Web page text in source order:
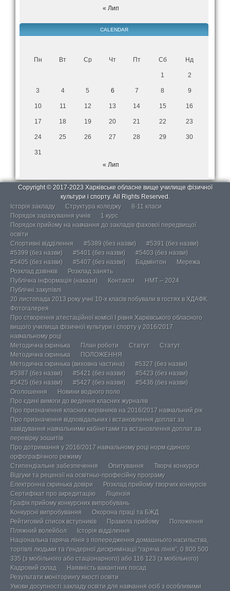
« Лип
CALENDAR
Пн Вт Ср Чт Пт Сб Нд
1 2
3 4 5 6 7 8 9
10 11 12 13 14 15 16
17 18 19 20 21 22 23
24 25 26 27 28 29 30
31
« Лип
Copyright © 2017-2023 Харківське обласне вище училище фізичної
культури і спорту. All Rights Reserved.
Історія закладу
Структура коледжу
8-11 класи
Порядок зарахування учнів
1 курс
Порядок прийому на навчання до закладів фахової передвищої
освіти
Спортивні відділення
#5389 (без назви)
#5391 (без назви)
#5399 (без назви)
#5401 (без назви)
#5403 (без назви)
#5405 (без назви)
#5407 (без назви) Бадмінтон
Мережа
Розклад дзвінків
Розклад занять
Публічна інформація (накази)
Контакти
НМТ – 2024
Публічні закупівлі
20 листопада 2013 року учні 10-х класів побували в гостях в ХДАФК.
Фотогалерея
Про створення атестаційної комісії І рівня Харківського обласного
вищого училища фізичної культури і спорту у 2016/2017
навчальному році
Методична скринька
План роботи Статут
Статут
Методична скринька
ПОЛОЖЕННЯ
Методична скринька (виховна частина)
#5327 (без назви)
#5387 (без назви)
#5421 (без назви)
#5423 (без назви)
#5425 (без назви)
#5427 (без назви)
#5436 (без назви)
Оголошення
Новини водного поло
Про єдині вимоги до ведення класних журналів
Про призначення класних керівників на 2016/2017 навчальний рік
Про призначення відповідальних і встановлення доплат за
завідування навчальними кабінетами та встановлення доплат за
перевірку зошитів
Про дотримання у 2016/2017 навчальному році норм єдиного
орфографічного режиму
Стипендіальне забезпечення
Опитування
Творчі конкурси
Відгуки та рецензії на освітньо-професійну програму
Електронна скринька довіри
Розклад прийому творчих конкурсів
Сертифікат про акредитацію
Ліцензія
Графік прийому конкурсних випробувань
Конкурсні випробування
Охорона праці та БЖД
Рейтиговий список вступників
Правила прийому
Положення
Пляжний волейбол
Історія відділення
Національна гаряча лінія з попередження домашнього насильства,
торгівлі людьми та ґендерної дискримінації “гаряча лінія”, 0 800 500
335 (з мобільного або стаціонарного) або 116 123 (з мобільного)
Кадровий склад
Наявність вакантних посад
Результати моніторингу якості освіти
Умови досупності закладу освіти для навчання осіб з особливими